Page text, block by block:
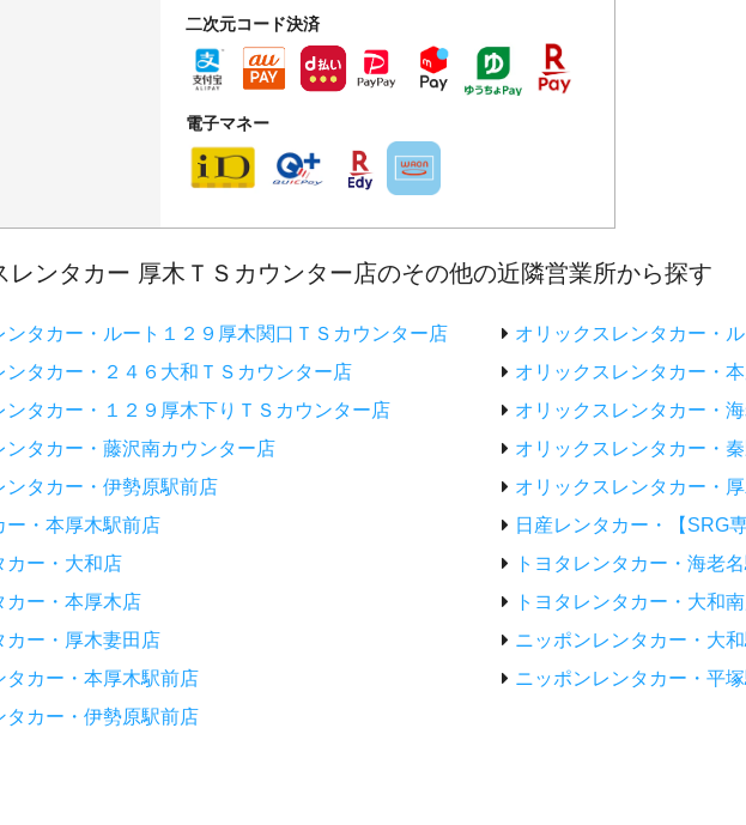
二次元コード決済
電子マネー
レンタカー 厚木ＴＳカウンター店のその他の近隣営業所から探す
ンタカー・ルート１２９厚木関口ＴＳカウンター店
オリックスレンタカー・
ンタカー・２４６大和ＴＳカウンター店
オリックスレンタカー・
ンタカー・１２９厚木下りＴＳカウンター店
オリックスレンタカー・
ンタカー・藤沢南カウンター店
オリックスレンタカー・
ンタカー・伊勢原駅前店
オリックスレンタカー・
ー・本厚木駅前店
日産レンタカー・【SRG
カー・大和店
トヨタレンタカー・海老
カー・本厚木店
トヨタレンタカー・大和
カー・厚木妻田店
ニッポンレンタカー・大
タカー・本厚木駅前店
ニッポンレンタカー・平
タカー・伊勢原駅前店